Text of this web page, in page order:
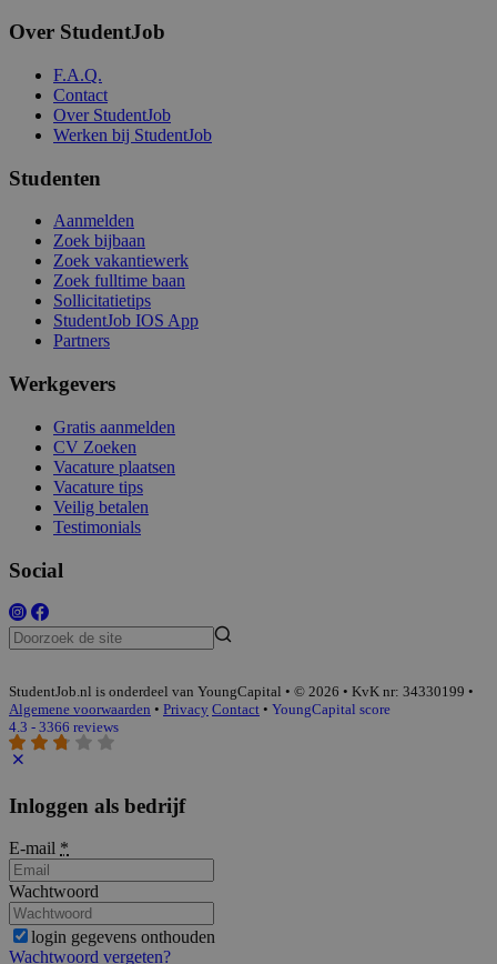
Over StudentJob
F.A.Q.
Contact
Over StudentJob
Werken bij StudentJob
Studenten
Aanmelden
Zoek bijbaan
Zoek vakantiewerk
Zoek fulltime baan
Sollicitatietips
StudentJob IOS App
Partners
Werkgevers
Gratis aanmelden
CV Zoeken
Vacature plaatsen
Vacature tips
Veilig betalen
Testimonials
Social
StudentJob.nl is onderdeel van YoungCapital • © 2026 • KvK nr: 34330199 •
Algemene voorwaarden • Privacy Contact • YoungCapital score
4.3 - 3366 reviews
Inloggen als bedrijf
E-mail *
Wachtwoord
login gegevens onthouden
Wachtwoord vergeten?